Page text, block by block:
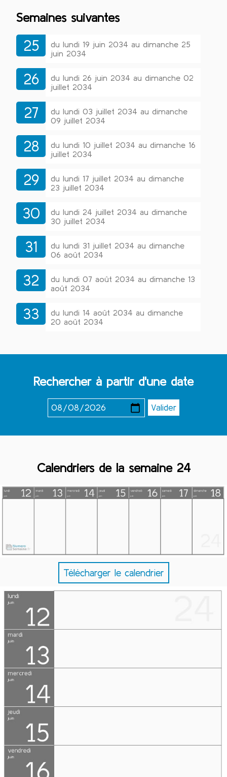
Semaines suivantes
25
du lundi 19 juin 2034 au dimanche 25
juin 2034
26
du lundi 26 juin 2034 au dimanche 02
juillet 2034
27
du lundi 03 juillet 2034 au dimanche
09 juillet 2034
28
du lundi 10 juillet 2034 au dimanche 16
juillet 2034
29
du lundi 17 juillet 2034 au dimanche
23 juillet 2034
30
du lundi 24 juillet 2034 au dimanche
30 juillet 2034
31
du lundi 31 juillet 2034 au dimanche
06 août 2034
32
du lundi 07 août 2034 au dimanche 13
août 2034
33
du lundi 14 août 2034 au dimanche
20 août 2034
Rechercher à partir d'une date
Calendriers de la semaine 24
Télécharger le calendrier